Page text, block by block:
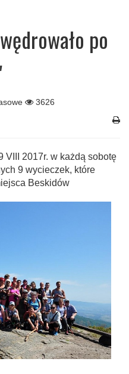
po
3626
VIII 2017r. w każdą sobotę
9 wycieczek, które
Beskidów